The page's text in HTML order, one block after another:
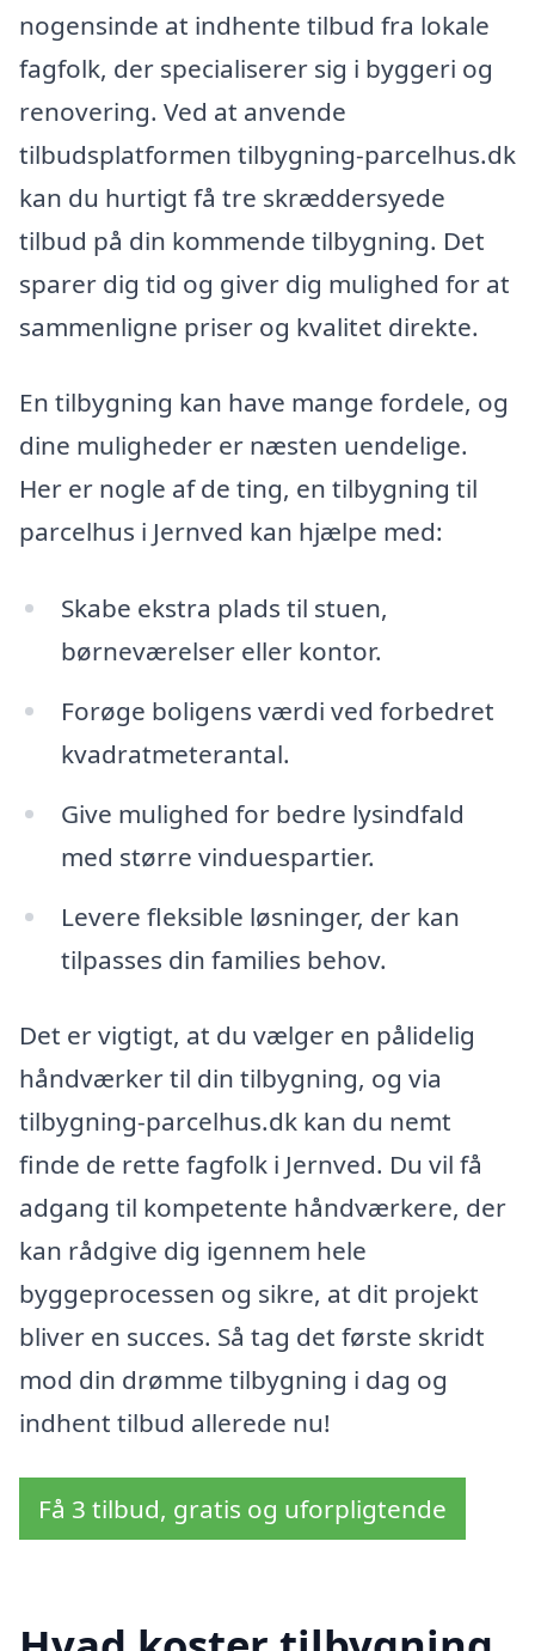
nogensinde at indhente tilbud fra lokale
fagfolk, der specialiserer sig i byggeri og
renovering. Ved at anvende
tilbudsplatformen tilbygning-parcelhus.dk
kan du hurtigt få tre skræddersyede
tilbud på din kommende tilbygning. Det
sparer dig tid og giver dig mulighed for at
sammenligne priser og kvalitet direkte.
En tilbygning kan have mange fordele, og
dine muligheder er næsten uendelige.
Her er nogle af de ting, en tilbygning til
parcelhus i Jernved kan hjælpe med:
Skabe ekstra plads til stuen,
børneværelser eller kontor.
Forøge boligens værdi ved forbedret
kvadratmeterantal.
Give mulighed for bedre lysindfald
med større vinduespartier.
Levere fleksible løsninger, der kan
tilpasses din families behov.
Det er vigtigt, at du vælger en pålidelig
håndværker til din tilbygning, og via
tilbygning-parcelhus.dk kan du nemt
finde de rette fagfolk i Jernved. Du vil få
adgang til kompetente håndværkere, der
kan rådgive dig igennem hele
byggeprocessen og sikre, at dit projekt
bliver en succes. Så tag det første skridt
mod din drømme tilbygning i dag og
indhent tilbud allerede nu!
Få 3 tilbud, gratis og uforpligtende